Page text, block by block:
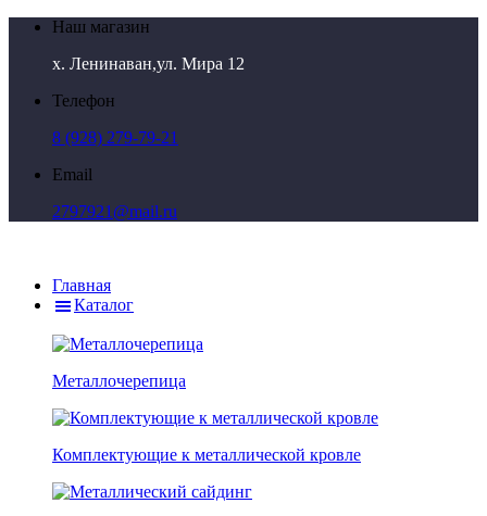
Наш магазин
х. Ленинаван,ул. Мира 12
Телефон
8 (928) 279-79-21
Email
2797921@mail.ru
Главная
Каталог
Металлочерепица
Комплектующие к металлической кровле